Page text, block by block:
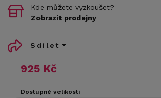
925 Kč
Dostupné velikosti
Kde můžete vyzkoušet?
Zobrazit prodejny
Sdílet